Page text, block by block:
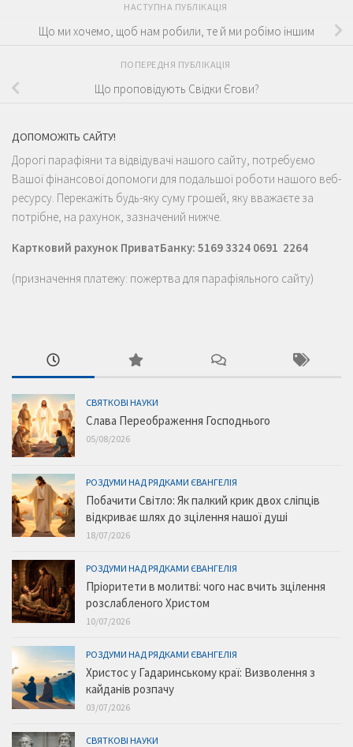
НАСТУПНА ПУБЛІКАЦІЯ
Що ми хочемо, щоб нам робили, те й ми робімо іншим
ПОПЕРЕДНЯ ПУБЛІКАЦІЯ
Що проповідують Свідки Єгови?
ДОПОМОЖІТЬ САЙТУ!
Дорогі парафіяни та відвідувачі нашого сайту, потребуємо
Вашої фінансової допомоги для подальшої роботи нашого веб-
ресурсу. Перекажіть будь-яку суму грошей, яку вважаєте за
потрібне, на рахунок, зазначений нижче.
Картковий рахунок ПриватБанку: 5169 3324 0691 2264
(призначення платежу: пожертва для парафіяльного сайту)
СВЯТКОВІ НАУКИ
Слава Переображення Господнього
05/08/2026
РОЗДУМИ НАД РЯДКАМИ ЄВАНГЕЛІЯ
Побачити Світло: Як палкий крик двох сліпців
відкриває шлях до зцілення нашої душі
18/07/2026
РОЗДУМИ НАД РЯДКАМИ ЄВАНГЕЛІЯ
Пріоритети в молитві: чого нас вчить зцілення
розслабленого Христом
10/07/2026
РОЗДУМИ НАД РЯДКАМИ ЄВАНГЕЛІЯ
Христос у Гадаринському краї: Визволення з
кайданів розпачу
03/07/2026
СВЯТКОВІ НАУКИ